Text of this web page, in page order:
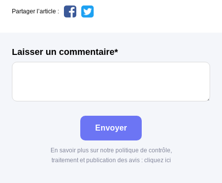
Partager l’article :
Laisser un commentaire*
Envoyer
En savoir plus sur notre politique de contrôle,
traitement et publication des avis : cliquez ici